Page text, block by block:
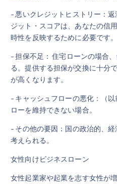
- 悪いクレジットヒストリー：
ジット・スコアは、あなたの信
時性を反映するために必要です。
- 担保不足： 住宅ローンの場合
る。提供する担保が交換に十分
が高くなります。
- キャッシュフローの悪化：（
ローを維持できない場合。
- その他の要因：国の政治的、
考えられる。
女性向けビジネスローン
女性起業家や起業を志す女性が